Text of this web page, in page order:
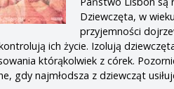
Dziewczęta, w
przyjemności
ich życie. Izolują
którąkolwiek z córek.
gdy najmłodsza z dziewcząt